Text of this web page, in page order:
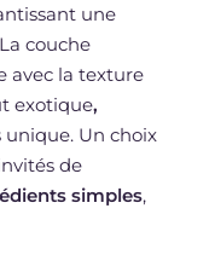
une
couche
avec la texture
exotique,
Un choix
de
simples,